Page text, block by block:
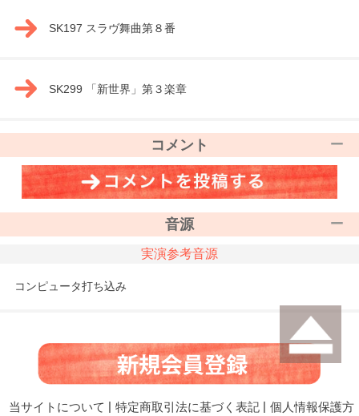
SK197 スラヴ舞曲第８番
SK299 「新世界」第３楽章
コメント
音源
実演参考音源
コンピュータ打ち込み
当サイトについて | 特定商取引法に基づく表記 | 個人情報保護方